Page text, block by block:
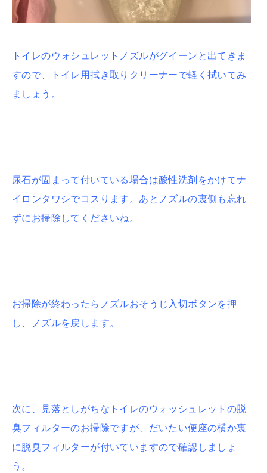
トイレのウォシュレットノズルがグイーンと出てきま
すので、トイレ用拭き取りクリーナーで軽く拭いてみ
ましょう。
尿石が固まって付いている場合は酸性洗剤をかけてナ
イロンタワシでコスります。 あとノズルの裏側も忘れ
ずにお掃除してくださいね。
お掃除が終わったらノズルおそうじ入切ボタンを押
し、ノズルを戻します。
次に、見落としがちなトイレのウォッシュレットの脱
臭フィルターのお掃除ですが、だいたい便座の横か裏
に脱臭フィルターが付いていますので確認しましょ
う。